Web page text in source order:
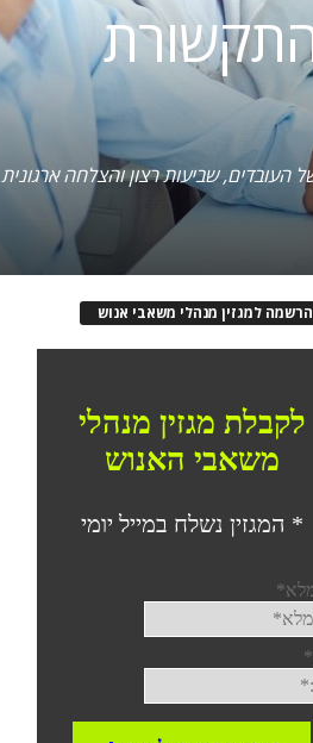
התקשורת
שביעות רצון והצלחה ארגונית
הרשמה למגזין מנהלי משאבי אנוש